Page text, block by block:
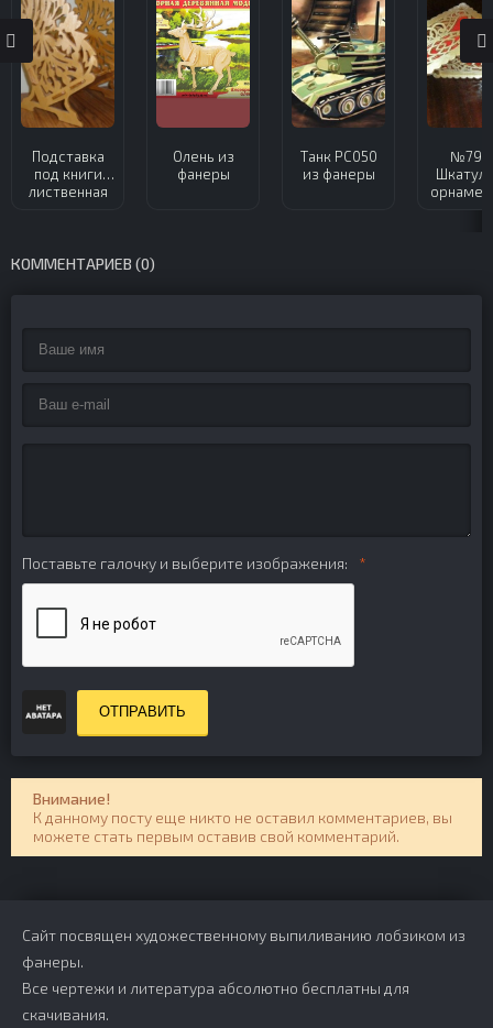
Подставка
под книги
лиственная
Олень из
фанеры
Танк РС050
из фанеры
№791
КОММЕНТАРИЕВ (0)
Поставьте галочку и выберите изображения:
ОТПРАВИТЬ
Внимание!
К данному посту еще никто не оставил комментариев, вы
можете стать первым оставив свой комментарий.
Сайт посвящен художественному выпиливанию лобзиком из
фанеры.
Все чертежи и литература абсолютно бесплатны для
скачивания.